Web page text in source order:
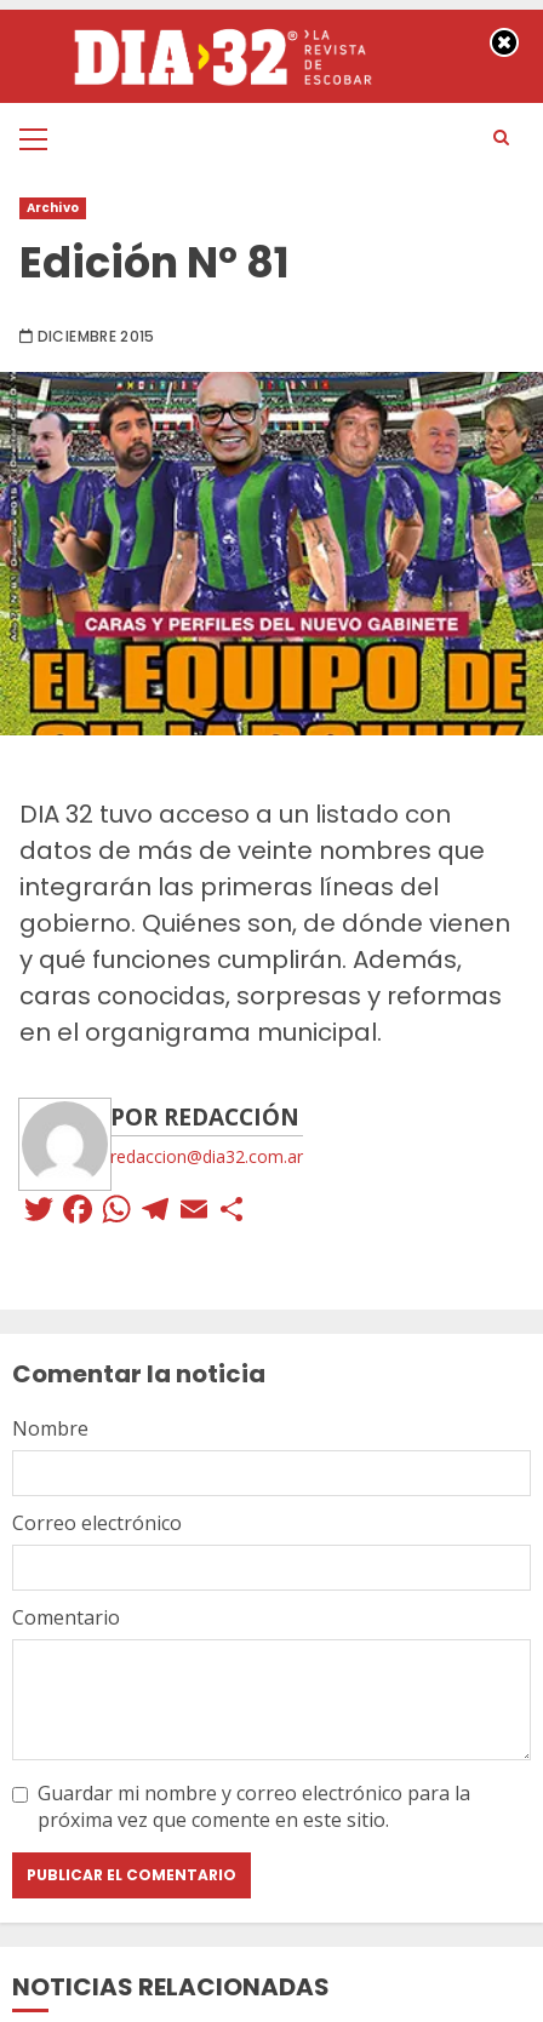
contenido
Menú
Archivo
Edición Nº 81
DICIEMBRE 2015
DIA 32 tuvo acceso a un listado con
datos de más de veinte nombres que
integrarán las primeras líneas del
gobierno. Quiénes son, de dónde vienen
y qué funciones cumplirán. Además,
caras conocidas, sorpresas y reformas
en el organigrama municipal.
POR REDACCIÓN
redaccion@dia32.com.ar
Twitter
Facebook
WhatsApp
Telegram
Email
Comentar la noticia
Comentario
Nombre
Correo electrónico
Guardar mi nombre y correo electrónico para la
próxima vez que comente en este sitio.
NOTICIAS RELACIONADAS